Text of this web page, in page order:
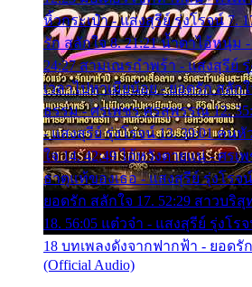
หิ้วกระเป๋า - แสงสุรีย์ รุ่งโรจน์ 7.
รัก สลักใจ 8. 21:21 น้ำตาไอ้หนุ่ม
24:27 สามเณรกำพร้า - แสงสุรีย์
เวลาไปหาเมียน้อย - ยอดรัก สลักใ
ธรรม - ศรเพชร ศรสุพรรณ 12.
- แสงสุรีย์ รุ่งโรจน์ 13. 39:01 คน
ใจ 14. 42:49 ไอ้หวังตายแน่ - ศรเ
ธาตุแท้ของเธอ - แสงสุรีย์ รุ่งโรจ
ยอดรัก สลักใจ 17. 52:29 สาวบริ
18. 56:05 แต๋วจ๋า - แสงสุรีย์ รุ่งโร
18 บทเพลงดังจากฟากฟ้า - ยอดรั
(Official Audio)